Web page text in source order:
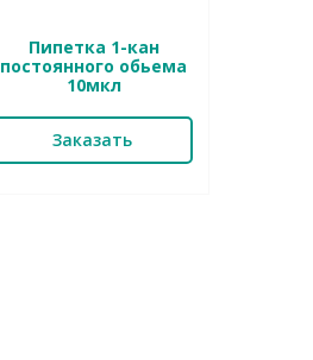
Пипетка 1-кан
постоянного обьема
10мкл
Заказать